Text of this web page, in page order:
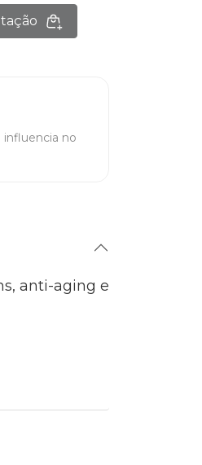
influencia no
anti-aging e